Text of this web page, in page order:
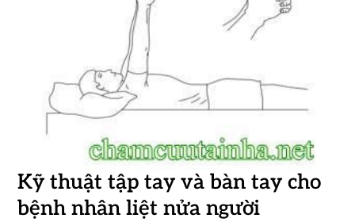
Kỹ thuật tập tay và bàn tay cho
bệnh nhân liệt nửa người